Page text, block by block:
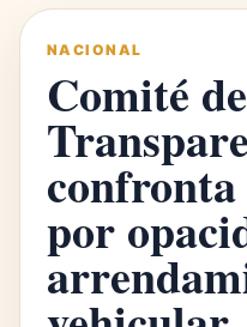
NACIONAL
Comité de
por